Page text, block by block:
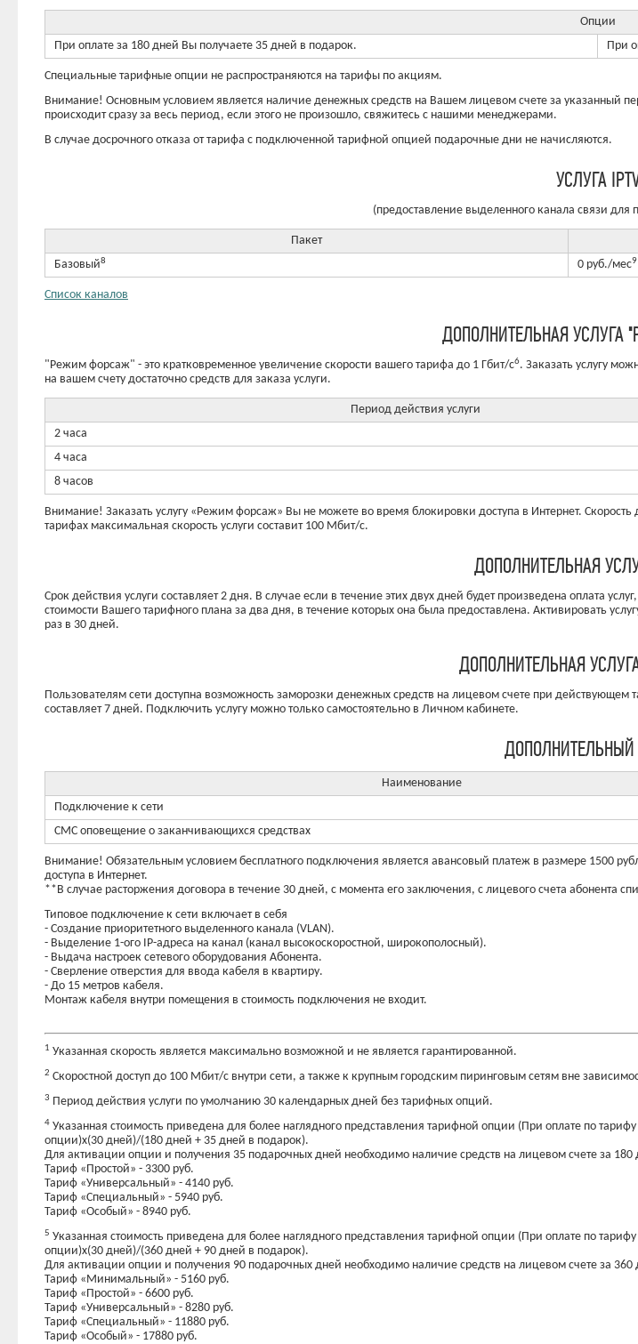
Опции
При оплате за 180 дней Вы получаете 35 дней в подарок.
При
Специальные тарифные опции не распространяются на тарифы по акциям.
Внимание! Основным условием является наличие денежных средств на Вашем лицевом счете за указанный
происходит сразу за весь период, если этого не произошло, свяжитесь с нашими менеджерами.
В случае досрочного отказа от тарифа с подключенной тарифной опцией подарочные дни не начисляются.
УСЛУГА
(предоставление выделенного канала связи для
Пакет
Базовый8 0 руб./мес9
Список каналов
ДОПОЛНИТЕЛЬНАЯ УСЛУГА
"Режим форсаж" - это кратковременное увеличение скорости вашего тарифа до 1 Гбит/с6. Заказать услугу
на вашем счету достаточно средств для заказа услуги.
Период действия услуги
2 часа
4 часа
8 часов
Внимание! Заказать услугу «Режим форсаж» Вы не можете во время блокировки доступа в Интернет.
тарифах максимальная скорость услуги составит 100 Мбит/с.
ДОПОЛНИТЕЛЬНАЯ
Срок действия услуги составляет 2 дня. В случае если в течение этих двух дней будет произведена оплата
стоимости Вашего тарифного плана за два дня, в течение которых она была предоставлена. Активировать
раз в 30 дней.
ДОПОЛНИТЕЛЬНАЯ
Пользователям сети доступна возможность заморозки денежных средств на лицевом счете при
составляет 7 дней. Подключить услугу можно только самостоятельно в Личном кабинете.
ДОПОЛНИТЕЛЬНЫЙ
Наименование
Подключение к сети
СМС оповещение о заканчивающихся средствах
Внимание! Обязательным условием бесплатного подключения является авансовый платеж в размере 1500
доступа в Интернет.
**В случае расторжения договора в течение 30 дней, с момента его заключения, с лицевого счета абонента
Типовое подключение к сети включает в себя
- Создание приоритетного выделенного канала (VLAN).
- Выделение 1-ого IP-адреса на канал (канал высокоскоростной, широкополосный).
- Выдача настроек сетевого оборудования Абонента.
- Сверление отверстия для ввода кабеля в квартиру.
- До 15 метров кабеля.
Монтаж кабеля внутри помещения в стоимость подключения не входит.
1 Указанная скорость является максимально возможной и не является гарантированной.
2 Скоростной доступ до 100 Мбит/с внутри сети, а также к крупным городским пиринговым сетям вне
3 Период действия услуги по умолчанию 30 календарных дней без тарифных опций.
4 Указанная стоимость приведена для более наглядного представления тарифной опции (При оплате по
опции)х(30 дней)/(180 дней + 35 дней в подарок).
Для активации опции и получения 35 подарочных дней необходимо наличие средств на лицевом счете за 180
Тариф «Простой» - 3300 руб.
Тариф «Универсальный» - 4140 руб.
Тариф «Специальный» - 5940 руб.
Тариф «Особый» - 8940 руб.
5 Указанная стоимость приведена для более наглядного представления тарифной опции (При оплате по
опции)х(30 дней)/(360 дней + 90 дней в подарок).
Для активации опции и получения 90 подарочных дней необходимо наличие средств на лицевом счете за 360
Тариф «Минимальный» - 5160 руб.
Тариф «Простой» - 6600 руб.
Тариф «Универсальный» - 8280 руб.
Тариф «Специальный» - 11880 руб.
Тариф «Особый» - 17880 руб.